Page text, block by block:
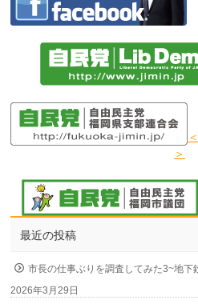
＞
最近の投稿
市長の仕事ぶりを調査してみた3~地下
2026年3月29日